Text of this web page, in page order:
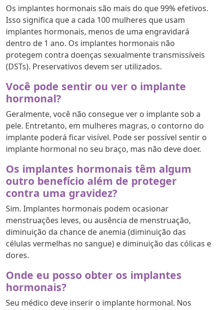
Os implantes hormonais são mais do que 99% efetivos.
Isso significa que a cada 100 mulheres que usam
implantes hormonais, menos de uma engravidará
dentro de 1 ano. Os implantes hormonais não
protegem contra doenças sexualmente transmissíveis
(DSTs). Preservativos devem ser utilizados.
Você pode sentir ou ver o implante
hormonal?
Geralmente, você não consegue ver o implante sob a
pele. Entretanto, em mulheres magras, o contorno do
implante poderá ficar visível. Pode ser possível sentir o
implante hormonal no seu braço, mas não deve doer.
Os implantes hormonais têm algum
outro benefício além de proteger
contra uma gravidez?
Sim. Implantes hormonais podem ocasionar
menstruações leves, ou ausência de menstruação,
diminuição da chance de anemia (diminuição das
células vermelhas no sangue) e diminuição das cólicas e
dores.
Onde eu posso obter os implantes
hormonais?
Seu médico deve inserir o implante hormonal. Nos